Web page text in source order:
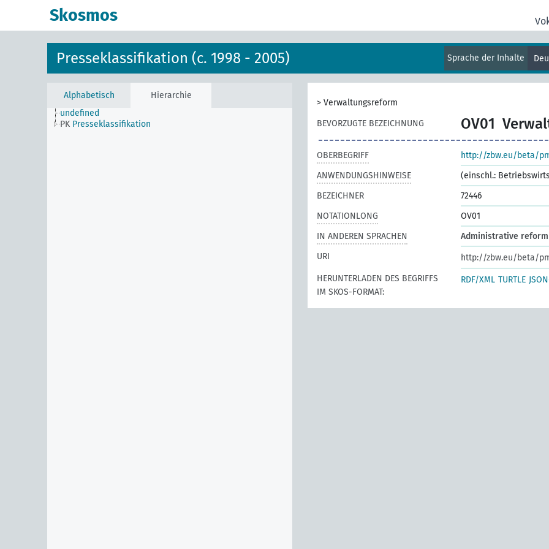
Skosmos
Presseklassifikation (c. 1998 - 2005) Sprache der Inhalte
Alphabetisch
Hierarchie
undefined
PK Presseklassifikation
> Verwaltungsreform
BEVORZUGTE BEZEICHNUNG
OV01
OBERBEGRIFF
http://zbw.eu/beta/
ANWENDUNGSHINWEISE
(einschl.:
BEZEICHNER
72446
NOTATIONLONG
OV01
IN ANDEREN SPRACHEN
Administrative reform
URI
http://zbw.eu/beta/
HERUNTERLADEN DES BEGRIFFS
IM SKOS-FORMAT:
RDF/XML TURTLE